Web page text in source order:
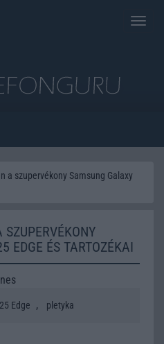
Toggle
a szupervékony Samsung Galaxy
EDGE ÉS TARTOZÉKAI
Edge , pletyka